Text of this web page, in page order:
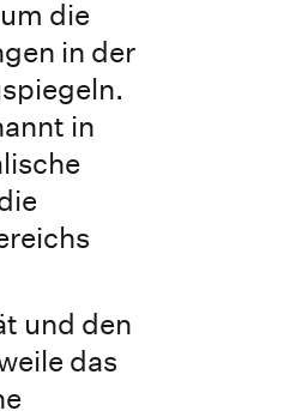
die
in der
in
und den
das